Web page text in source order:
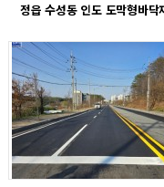
정읍 수성동 인도 도막형바닥